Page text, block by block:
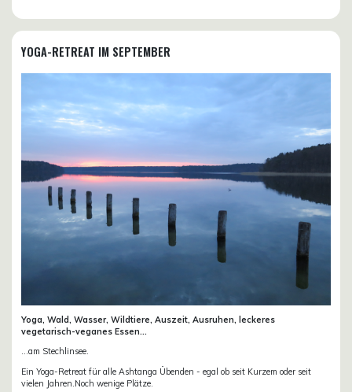
YOGA-RETREAT IM SEPTEMBER
Yoga, Wald, Wasser, Wildtiere, Auszeit, Ausruhen, leckeres
vegetarisch-veganes Essen...
...am Stechlinsee.
Ein Yoga-Retreat für alle Ashtanga Übenden - egal ob seit Kurzem oder seit
vielen Jahren.Noch wenige Plätze.